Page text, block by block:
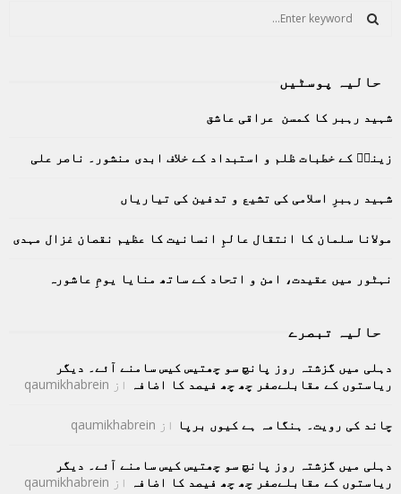
f
r
E
A
R
C
H
حالیہ پوسٹیں
شہید رہبر کا کمسن عراقی عاشق
زینبؑ کے خطبات ظلم و استبداد کے خلاف ابدی منشور۔ ناصر علی
شہید رہبرِ اسلامی کی تشیع و تدفین کی تیاریاں
مولانا سلمان کا انتقال عالمِ انسانیت کا عظیم نقصان غزال مہدی
نہٹور میں عقیدت، امن و اتحاد کے ساتھ منایا یومِ عاشورہ
حالیہ تبصرے
دہلی میں گزشتہ روز پانچ سو چھتیس کیس سامنے آئے۔ دیگر
ریاستوں کے مقابلےصفر چھ چھ فیصد کا اضافہ از qaumikhabrein
چاند کی رویت۔ ہنگامہ ہے کیوں برپا از qaumikhabrein
دہلی میں گزشتہ روز پانچ سو چھتیس کیس سامنے آئے۔ دیگر
ریاستوں کے مقابلےصفر چھ چھ فیصد کا اضافہ از qaumikhabrein